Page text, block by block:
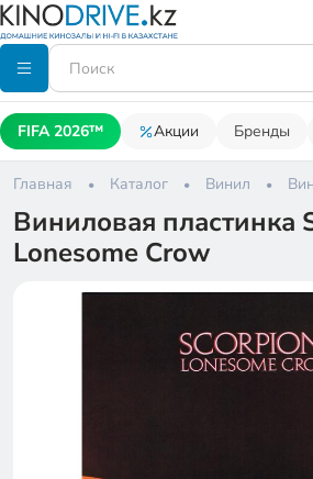
FIFA 2026™ Акции Бренды
Главная Каталог Винил
Виниловая пластинка
Lonesome Crow